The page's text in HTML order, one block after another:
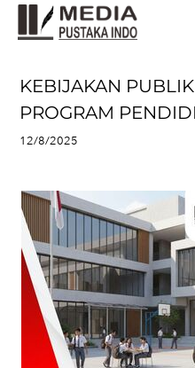
KEBIJAKAN
PROGRAM
12/8/2025